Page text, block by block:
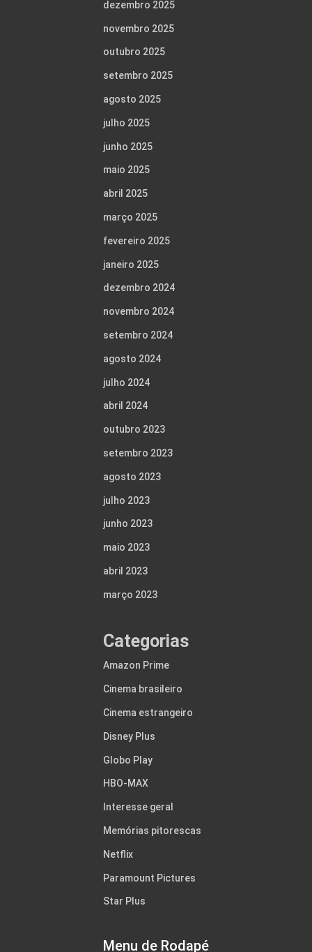
dezembro 2025
novembro 2025
outubro 2025
setembro 2025
agosto 2025
julho 2025
junho 2025
maio 2025
abril 2025
março 2025
fevereiro 2025
janeiro 2025
dezembro 2024
novembro 2024
setembro 2024
agosto 2024
julho 2024
abril 2024
outubro 2023
setembro 2023
agosto 2023
julho 2023
junho 2023
maio 2023
abril 2023
março 2023
Categorias
Amazon Prime
Cinema brasileiro
Cinema estrangeiro
Disney Plus
Globo Play
HBO-MAX
Interesse geral
Memórias pitorescas
Netflix
Paramount Pictures
Star Plus
Menu de Rodapé